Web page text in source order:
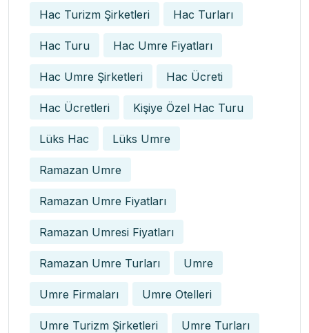
Hac Turizm Şirketleri Hac Turları
Hac Turu Hac Umre Fiyatları
Hac Umre Şirketleri Hac Ücreti
Hac Ücretleri Kişiye Özel Hac Turu
Lüks Hac Lüks Umre
Ramazan Umre
Ramazan Umre Fiyatları
Ramazan Umresi Fiyatları
Ramazan Umre Turları Umre
Umre Firmaları Umre Otelleri
Umre Turizm Şirketleri Umre Turları